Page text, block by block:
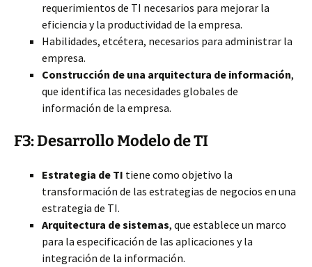
requerimientos de TI necesarios para mejorar la
eficiencia y la productividad de la empresa.
Habilidades, etcétera, necesarios para administrar la
empresa.
Construcción de una arquitectura de información,
que identifica las necesidades globales de
información de la empresa.
F3: Desarrollo Modelo de TI
Estrategia de TI tiene como objetivo la
transformación de las estrategias de negocios en una
estrategia de TI.
Arquitectura de sistemas, que establece un marco
para la especificación de las aplicaciones y la
integración de la información.